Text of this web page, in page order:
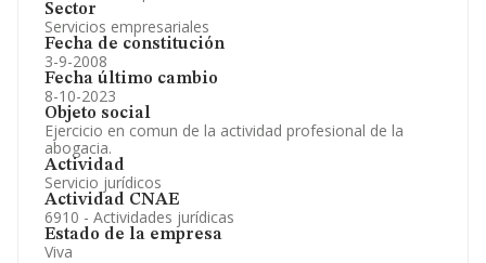
Sector
Servicios empresariales
Fecha de constitución
3-9-2008
Fecha último cambio
8-10-2023
Objeto social
Ejercicio en comun de la actividad profesional de la
abogacia.
Actividad
Servicio jurídicos
Actividad CNAE
6910 - Actividades jurídicas
Estado de la empresa
Viva